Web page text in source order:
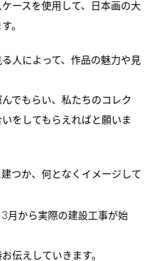
ースを使用して、日本画の大
。
人によって、作品の魅力や見
でもらい、私たちのコレク
をしてもらえればと願いま
つか、何となくイメージして
3月から実際の建設工事が始
伝えしていきます。